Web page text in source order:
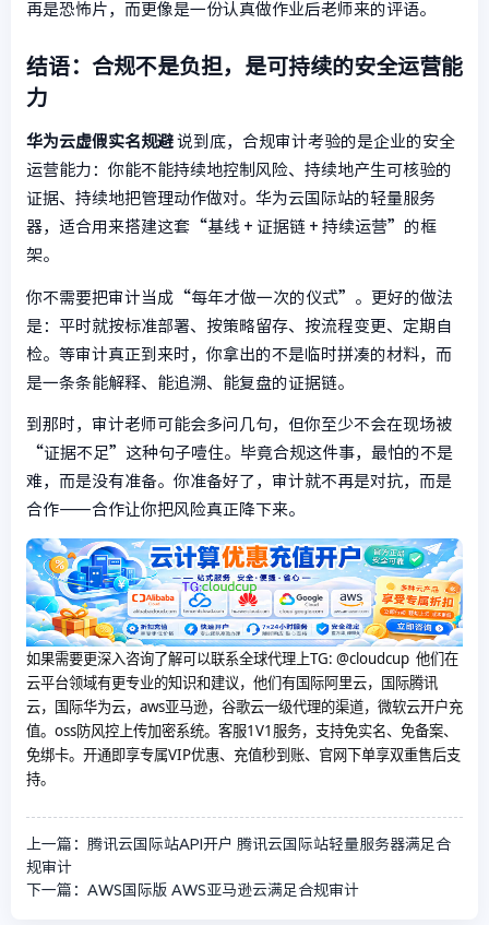
再是恐怖片，而更像是一份认真做作业后老师来的评语。
结语：合规不是负担，是可持续的安全运营能
力
华为云虚假实名规避 说到底，合规审计考验的是企业的安全
运营能力：你能不能持续地控制风险、持续地产生可核验的
证据、持续地把管理动作做对。华为云国际站的轻量服务
器，适合用来搭建这套“基线 + 证据链 + 持续运营”的框
架。
你不需要把审计当成“每年才做一次的仪式”。更好的做法
是：平时就按标准部署、按策略留存、按流程变更、定期自
检。等审计真正到来时，你拿出的不是临时拼凑的材料，而
是一条条能解释、能追溯、能复盘的证据链。
到那时，审计老师可能会多问几句，但你至少不会在现场被
“证据不足”这种句子噎住。毕竟合规这件事，最怕的不是
难，而是没有准备。你准备好了，审计就不再是对抗，而是
合作——合作让你把风险真正降下来。
如果需要更深入咨询了解可以联系全球代理上TG: @cloudcup 他们在
云平台领域有更专业的知识和建议，他们有国际阿里云，国际腾讯
云，国际华为云，aws亚马逊，谷歌云一级代理的渠道，微软云开户充
值。oss防风控上传加密系统。客服1V1服务，支持免实名、免备案、
免绑卡。开通即享专属VIP优惠、充值秒到账、官网下单享双重售后支
持。
上一篇：腾讯云国际站API开户 腾讯云国际站轻量服务器满足合
规审计
下一篇：AWS国际版 AWS亚马逊云满足合规审计